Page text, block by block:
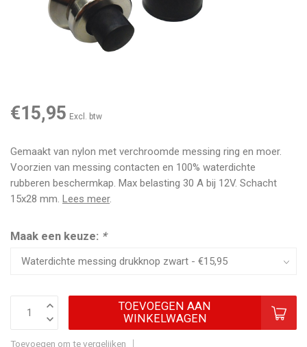
€15,95 Excl. btw
Gemaakt van nylon met verchroomde messing ring en moer.
Voorzien van messing contacten en 100% waterdichte
rubberen beschermkap. Max belasting 30 A bij 12V. Schacht
15x28 mm. Lees meer.
Maak een keuze: *
TOEVOEGEN AAN
WINKELWAGEN
Toevoegen om te vergelijken